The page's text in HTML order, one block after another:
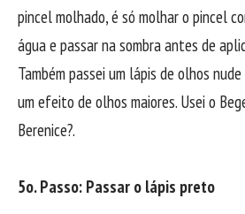
pincel molhado, é só molhar o pincel
água e passar na sombra antes de
Também passei um lápis de olhos
um efeito de olhos maiores. Usei o
Berenice?.
5o. Passo: Passar o lápis preto